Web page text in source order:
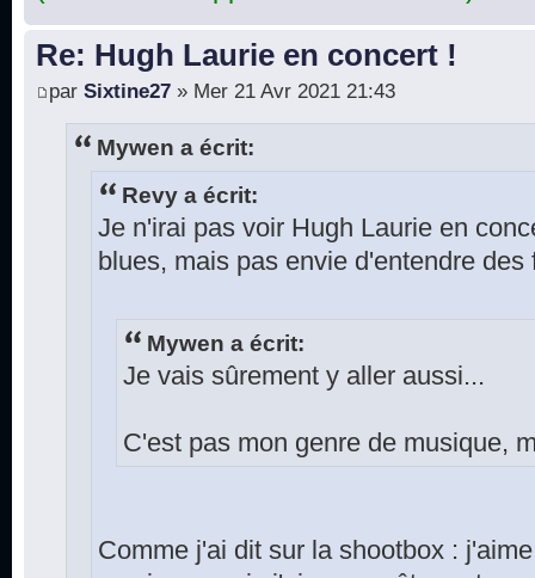
Re: Hugh Laurie en concert !
par Sixtine27 » Mer 21 Avr 2021 21:43
Mywen a écrit:
Revy a écrit:
Je n'irai pas voir Hugh Laurie en
blues, mais pas envie d'entendre
Mywen a écrit:
Je vais sûrement y aller aussi...
C'est pas mon genre de musique,
Comme j'ai dit sur la shootbox :